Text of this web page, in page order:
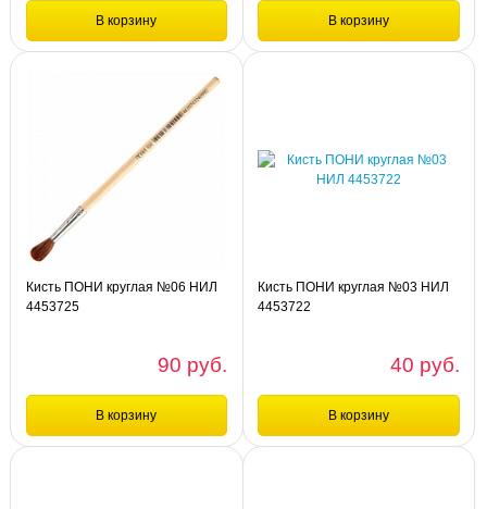
В корзину
Кисть Белка круглая №03 190766
В корзину
Кисть Белка круглая №06 190769
Кисть ПОНИ круглая №06 НИЛ
4453725
90 руб.
В корзину
Кисть ПОНИ круглая №03 НИЛ
4453722
40 руб.
В корзину